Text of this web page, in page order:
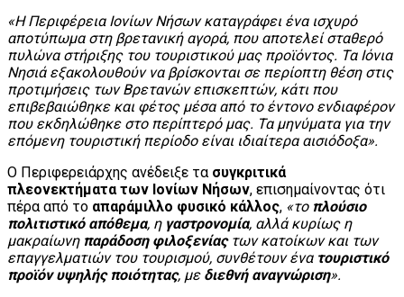
«Η Περιφέρεια Ιονίων Νήσων καταγράφει ένα ισχυρό
αποτύπωμα στη βρετανική αγορά, που αποτελεί σταθερό
πυλώνα στήριξης του τουριστικού μας προϊόντος. Τα Ιόνια
Νησιά εξακολουθούν να βρίσκονται σε περίοπτη θέση στις
προτιμήσεις των Βρετανών επισκεπτών, κάτι που
επιβεβαιώθηκε και φέτος μέσα από το έντονο ενδιαφέρον
που εκδηλώθηκε στο περίπτερό μας. Τα μηνύματα για την
επόμενη τουριστική περίοδο είναι ιδιαίτερα αισιόδοξα».
Ο Περιφερειάρχης ανέδειξε τα συγκριτικά
πλεονεκτήματα των Ιονίων Νήσων, επισημαίνοντας ότι
πέρα από το απαράμιλλο φυσικό κάλλος, «το πλούσιο
πολιτιστικό απόθεμα, η γαστρονομία, αλλά κυρίως η
μακραίωνη παράδοση φιλοξενίαςτων κατοίκων και των
επαγγελματιών του τουρισμού, συνθέτουν ένα τουριστικό
προϊόν υψηλής ποιότητας, με διεθνή αναγνώριση».